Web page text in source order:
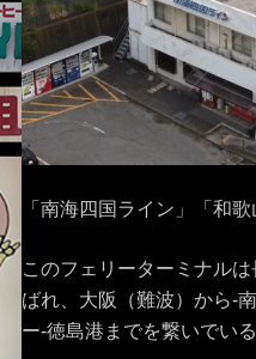
「南海四国ライン」「和
このフェリーターミナル
ばれ、大阪（難波）から-
ー-徳島港までを繋いでいる